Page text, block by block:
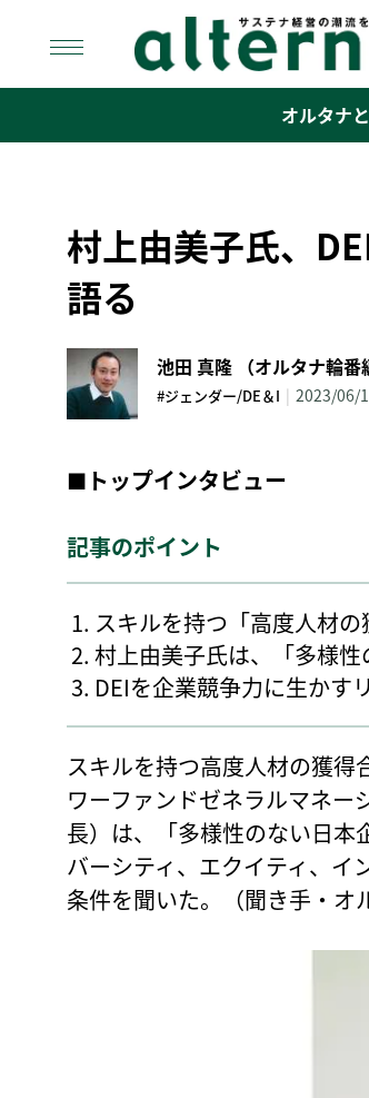
content
オルタナ
村上由美子氏、
語る
池田 真隆 （オルタナ輪番
#ジェンダー/DE＆I | 2023/06/
■ トップインタビュー
記事のポイント
スキルを持つ「高度人材
村上由美子氏は、「多様
DEIを企業競争力に生かす
スキルを持つ高度人材の獲得
ワーファンドゼネラルマネー
長）は、「多様性のない日本
バーシティ、エクイティ、イ
条件を聞いた。（聞き手・オ